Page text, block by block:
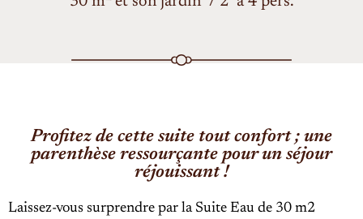
Profitez de cette suite tout confort ; une
parenthèse ressourçante pour un séjour
réjouissant !
Laissez-vous surprendre par la Suite Eau de 30 m2